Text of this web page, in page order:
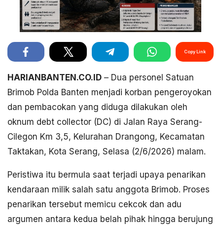
Copy Link
HARIANBANTEN.CO.ID – Dua personel Satuan
Brimob Polda Banten menjadi korban pengeroyokan
dan pembacokan yang diduga dilakukan oleh
oknum debt collector (DC) di Jalan Raya Serang-
Cilegon Km 3,5, Kelurahan Drangong, Kecamatan
Taktakan, Kota Serang, Selasa (2/6/2026) malam.
Peristiwa itu bermula saat terjadi upaya penarikan
kendaraan milik salah satu anggota Brimob. Proses
penarikan tersebut memicu cekcok dan adu
argumen antara kedua belah pihak hingga berujung